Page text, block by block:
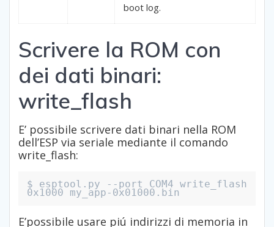
boot log.
Scrivere la ROM con
dei dati binari:
write_flash
E’ possibile scrivere dati binari nella ROM
dell’ESP via seriale mediante il comando
write_flash:
$ esptool.py --port COM4 write_flash
0x1000 my_app-0x01000.bin
E’possibile usare piú indirizzi di memoria in